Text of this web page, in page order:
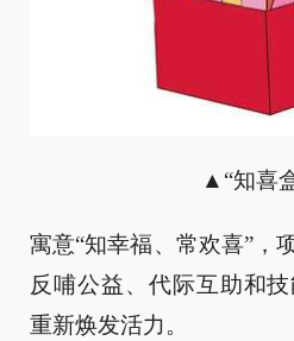
▲“知喜
寓意“知幸福、常欢喜”，
反哺公益、代际互助和
重新焕发活力。